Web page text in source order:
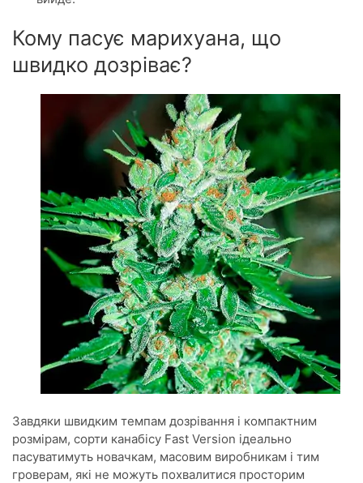
Кому пасує марихуана, що
швидко дозріває?
Завдяки швидким темпам дозрівання і компактним
розмірам, сорти канабісу Fast Version ідеально
пасуватимуть новачкам, масовим виробникам і тим
гроверам, які не можуть похвалитися просторим